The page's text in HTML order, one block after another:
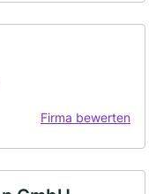
Firma bewerten